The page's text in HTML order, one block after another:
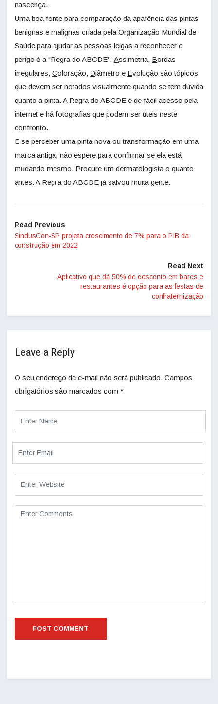
nascença.
Uma boa fonte para comparação da aparência das pintas
benignas e malignas criada pela Organização Mundial de
Saúde para ajudar as pessoas leigas a reconhecer o
perigo é a “Regra do ABCDE”. Assimetria, Bordas
irregulares, Coloração, Diâmetro e Evolução são tópicos
que devem ser notados visualmente quando se tem dúvida
quanto a pinta. A Regra do ABCDE é de fácil acesso pela
internet e há fotografias que podem ser úteis neste
confronto.
E se perceber uma pinta nova ou transformação em uma
marca antiga, não espere para confirmar se ela está
mudando mesmo. Procure um dermatologista o quanto
antes. A Regra do ABCDE já salvou muita gente.
Read Previous
SindusCon-SP projeta crescimento de 7% para o PIB da
construção em 2022
Read Next
Aplicativo que dá 50% de desconto em bares e
restaurantes é opção para as festas de
confraternização
Leave a Reply
O seu endereço de e-mail não será publicado. Campos
obrigatórios são marcados com *